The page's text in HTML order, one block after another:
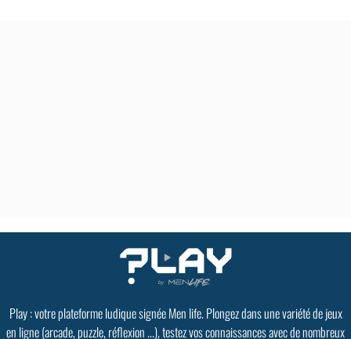
Play : votre plateforme ludique signée Men life. Plongez dans une variété de jeux
en ligne (arcade, puzzle, réflexion ...), testez vos connaissances avec de nombreux